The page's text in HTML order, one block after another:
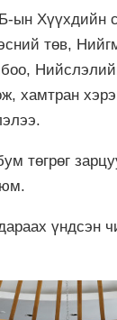
ын
төв,
хамтран
төгрөг
юм.
үндсэн